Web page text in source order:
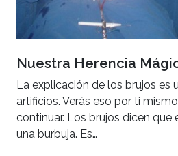
Nuestra Herencia
La explicación de los brujos es
artificios. Verás eso por ti
continuar. Los brujos dicen
una burbuja. Es…